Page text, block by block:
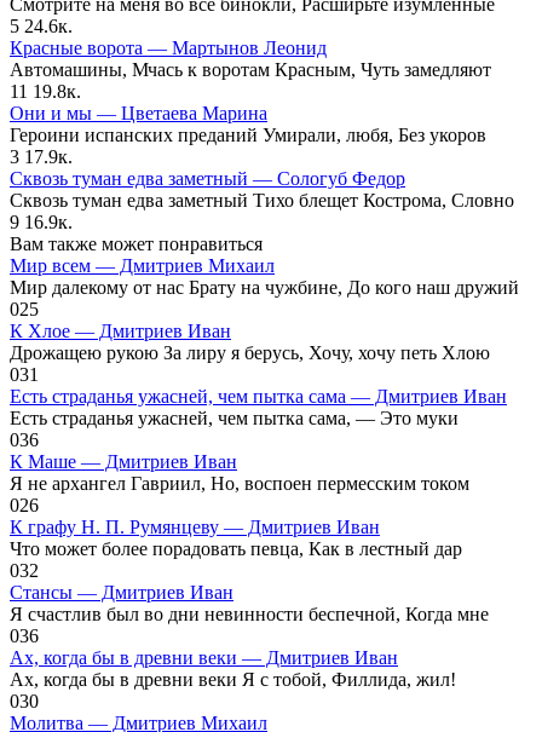
5 24.6к.
Красные ворота — Мартынов Леонид
Автомашины, Мчась к воротам Красным, Чуть замедляют
11 19.8к.
Они и мы — Цветаева Марина
Героини испанских преданий Умирали, любя, Без укоров
3 17.9к.
Сквозь туман едва заметный — Сологуб Федор
Сквозь туман едва заметный Тихо блещет Кострома, Словно
9 16.9к.
Вам также может понравиться
Мир всем — Дмитриев Михаил
Мир далекому от нас Брату на чужбине, До кого наш дружий
025
К Хлое — Дмитриев Иван
Дрожащею рукою За лиру я берусь, Хочу, хочу петь Хлою
031
Есть страданья ужасней, чем пытка сама — Дмитриев Иван
Есть страданья ужасней, чем пытка сама, — Это муки
036
К Маше — Дмитриев Иван
Я не архангел Гавриил, Но, воспоен пермесским током
026
К графу Н. П. Румянцеву — Дмитриев Иван
Что может более порадовать певца, Как в лестный дар
032
Стансы — Дмитриев Иван
Я счастлив был во дни невинности беспечной, Когда мне
036
Ах, когда бы в древни веки — Дмитриев Иван
Ах, когда бы в древни веки Я с тобой, Филлида, жил!
030
Молитва — Дмитриев Михаил